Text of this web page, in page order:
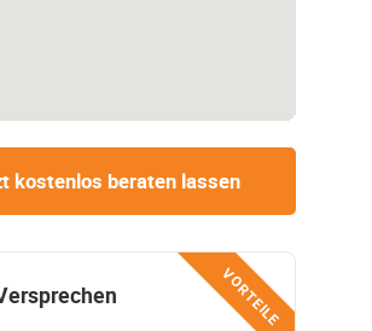
kostenlos beraten lassen
VORTEILE